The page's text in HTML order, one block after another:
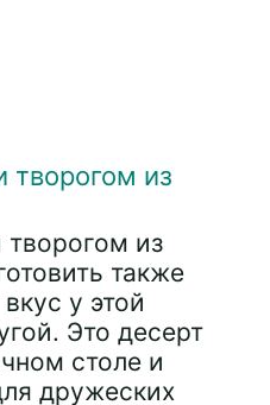
творогом из
из
также
у этой
Это десерт
столе и
дружеских